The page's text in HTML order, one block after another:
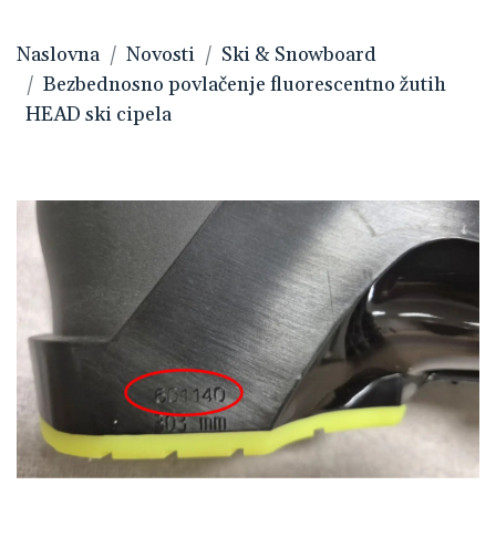
Naslovna Novosti
Ski & Snowboard
Bezbednosno povlačenje fluorescentno žutih
HEAD ski cipela